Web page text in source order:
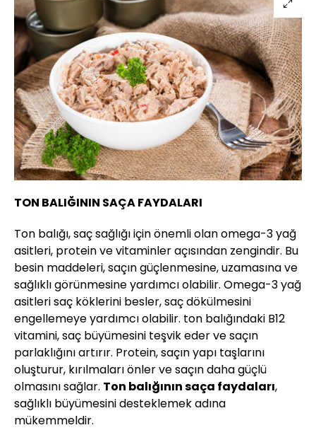
TON BALIĞININ SAÇA FAYDALARI
Ton balığı, saç sağlığı için önemli olan omega-3 yağ
asitleri, protein ve vitaminler açısından zengindir. Bu
besin maddeleri, saçın güçlenmesine, uzamasına ve
sağlıklı görünmesine yardımcı olabilir. Omega-3 yağ
asitleri saç köklerini besler, saç dökülmesini
engellemeye yardımcı olabilir. ton balığındaki B12
vitamini, saç büyümesini teşvik eder ve saçın
parlaklığını artırır. Protein, saçın yapı taşlarını
oluşturur, kırılmaları önler ve saçın daha güçlü
olmasını sağlar. Ton balığının saça faydaları,
sağlıklı büyümesini desteklemek adına
mükemmeldir.